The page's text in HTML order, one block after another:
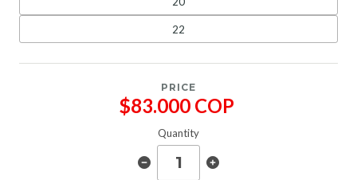
22
PRICE
$83.000 COP
Quantity